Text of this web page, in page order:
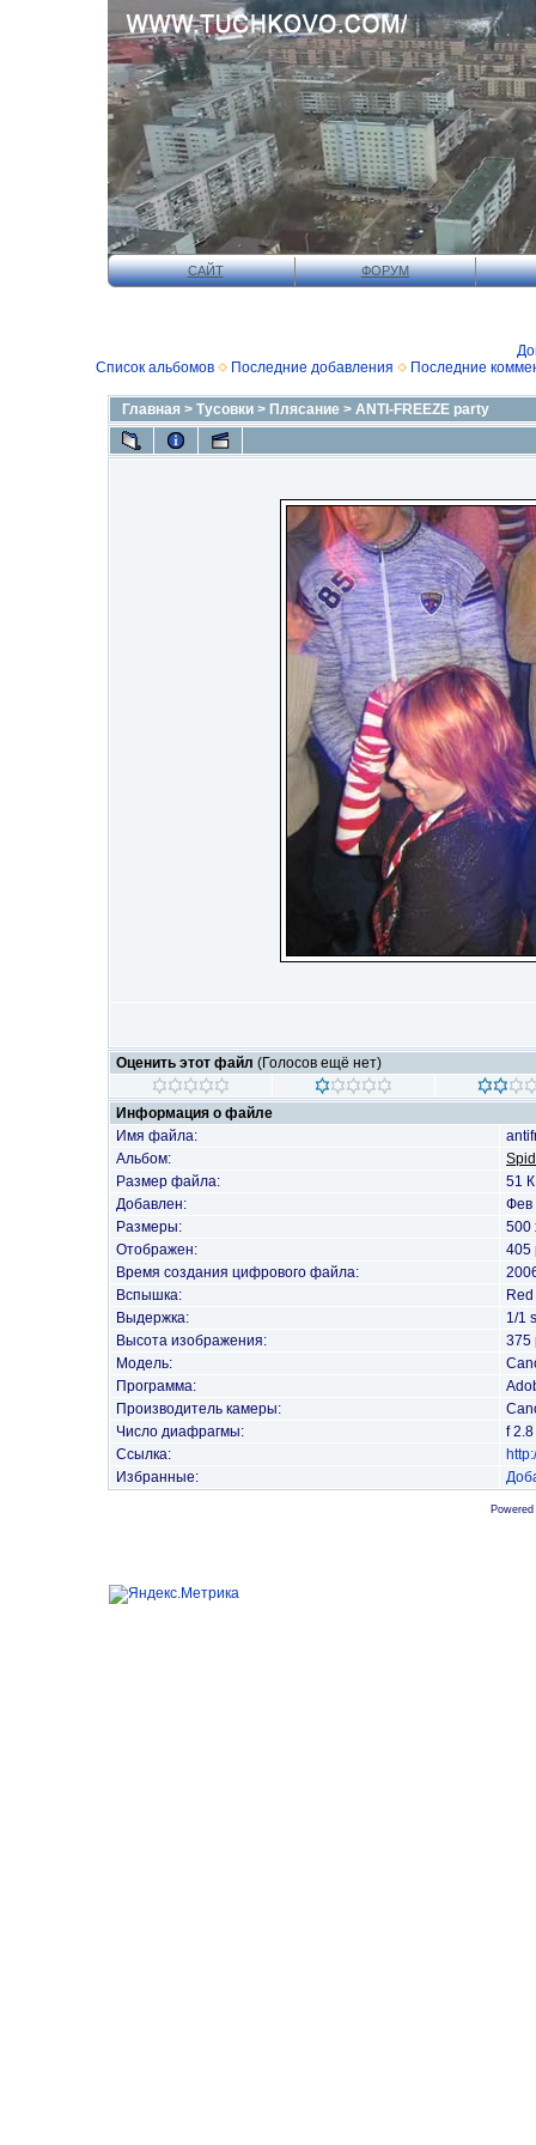
САЙТ ФОРУМ
Список альбомов
Последние добавления Последние
Главная > Тусовки > Плясание > ANTI-FREEZE party
Оценить этот файл (Голосов ещё нет)
Информация о файле
Имя файла:
Альбом:
Размер файла:
51
Добавлен:
Фев
Размеры:
500
Отображен:
405
Время создания цифрового файла:
Вспышка:
Выдержка:
1/1
Высота изображения:
375
Модель:
Программа:
Производитель камеры:
Число диафрагмы:
f 2.8
Ссылка:
Избранные: